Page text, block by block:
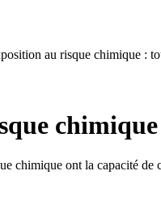
au risque chimique :
chimique
chimique ont la capacité